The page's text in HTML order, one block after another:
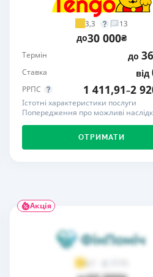
3,3 13
до30 000₴
Термін до
Ставка від
РРПС 1 411,91–2
Істотні характеристики послуги
Попередження про можливі
ОТРИМАТИ
Акція
4,7